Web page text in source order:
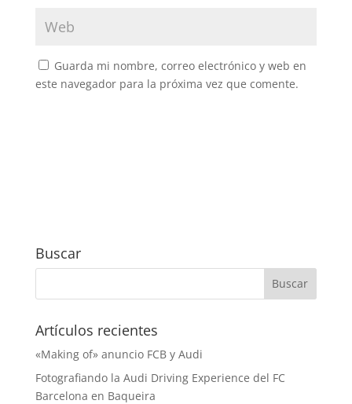
Guarda mi nombre, correo electrónico y web en
este navegador para la próxima vez que comente.
Buscar
Artículos recientes
«Making of» anuncio FCB y Audi
Fotografiando la Audi Driving Experience del FC
Barcelona en Baqueira